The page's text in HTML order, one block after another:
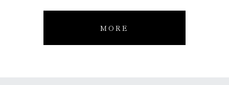
MORE